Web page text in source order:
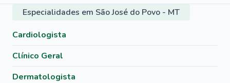
Especialidades em São José do Povo - MT
Cardiologista
Clínico Geral
Dermatologista